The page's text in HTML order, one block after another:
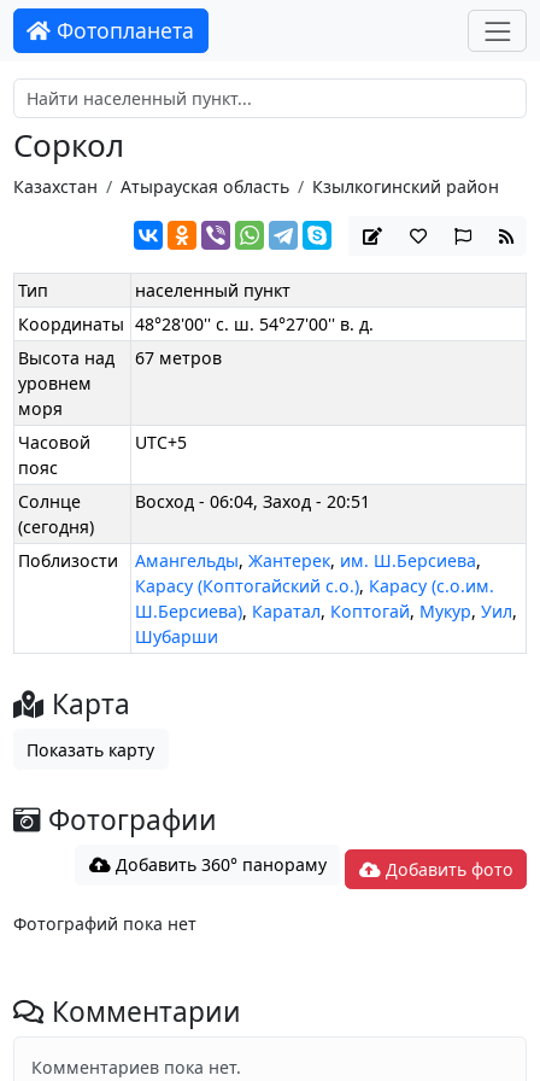
Фотопланета
Соркол
Казахстан Атырауская область Кзылкогинский район
Тип
населенный пункт
Координаты 48°28'00'' с. ш. 54°27'00'' в. д.
Высота над
уровнем
моря
67 метров
Часовой
пояс
UTC+5
Солнце
(сегодня)
Восход - 06:04, Заход - 20:51
Поблизости Амангельды,Жантерек, им. Ш.Берсиева,
Карасу (Коптогайский с.о.), Карасу (с.о.им.
Ш.Берсиева), Каратал, Коптогай, Мукур,Уил,
Шубарши
Карта
Показать карту
Фотографии
Добавить 360° панораму Добавить фото
Фотографий пока нет
Комментарии
Комментариев пока нет.